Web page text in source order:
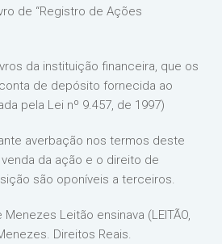
de “Registro de Ações
da instituição financeira, que os
de depósito fornecida ao
pela Lei nº 9.457, de 1997)
averbação nos termos deste
da ação e o direito de
são oponíveis a terceiros.
Leitão ensinava (LEITÃO,
Direitos Reais.